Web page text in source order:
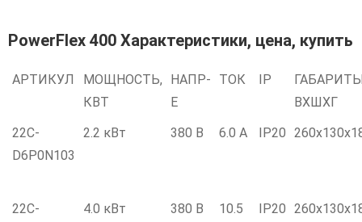
PowerFlex 400 Характеристики, цена, купить
АРТИКУЛ
МОЩНОСТЬ,
КВТ
НАПР-
Е
ТОК IP
ВXШXГ
22C-
D6P0N103
2.2 кВт 380 В 6.0 А IP20
22C-
4.0 кВт 380 В
10.5
IP20